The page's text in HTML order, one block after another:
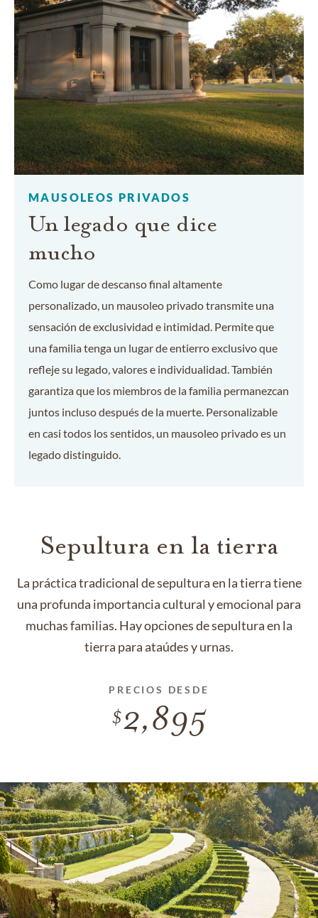
MAUSOLEOS PRIVADOS
Un legado que dice
mucho
Como lugar de descanso final altamente
personalizado, un mausoleo privado transmite una
sensación de exclusividad e intimidad. Permite que
una familia tenga un lugar de entierro exclusivo que
refleje su legado, valores e individualidad. También
garantiza que los miembros de la familia permanezcan
juntos incluso después de la muerte. Personalizable
en casi todos los sentidos, un mausoleo privado es un
legado distinguido.
Sepultura en la tierra
La práctica tradicional de sepultura en la tierra tiene
una profunda importancia cultural y emocional para
muchas familias. Hay opciones de sepultura en la
tierra para ataúdes y urnas.
PRECIOS DESDE
2,895